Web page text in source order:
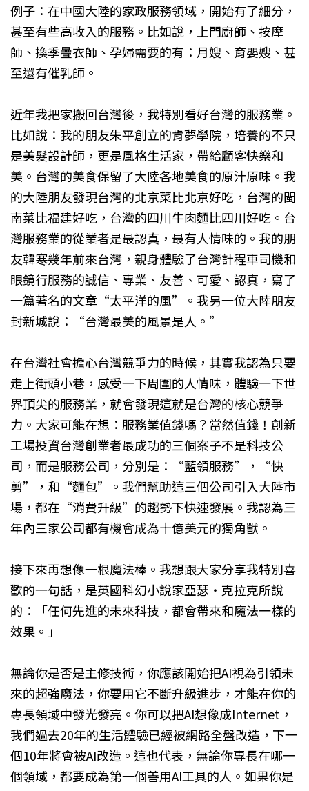
例子：在中國大陸的家政服務領域，開始有了細分，
甚至有些高收入的服務。比如說，上門廚師、按摩
師、換季疊衣師、孕婦需要的有：月嫂、育嬰嫂、甚
至還有催乳師。
近年我把家搬回台灣後，我特別看好台灣的服務業。
比如說：我的朋友朱平創立的肯夢學院，培養的不只
是美髮設計師，更是風格生活家，帶給顧客快樂和
美。台灣的美食保留了大陸各地美食的原汁原味。我
的大陸朋友發現台灣的北京菜比北京好吃，台灣的閩
南菜比福建好吃，台灣的四川牛肉麵比四川好吃。台
灣服務業的從業者是最認真，最有人情味的。我的朋
友韓寒幾年前來台灣，親身體驗了台灣計程車司機和
眼鏡行服務的誠信、專業、友善、可愛、認真，寫了
一篇著名的文章“太平洋的風”。我另一位大陸朋友
封新城說：“台灣最美的風景是人。”
在台灣社會擔心台灣競爭力的時候，其實我認為只要
走上街頭小巷，感受一下周圍的人情味，體驗一下世
界頂尖的服務業，就會發現這就是台灣的核心競爭
力。大家可能在想：服務業值錢嗎？當然值錢！創新
工場投資台灣創業者最成功的三個案子不是科技公
司，而是服務公司，分別是：“藍領服務”，“快
剪”，和“麵包”。我們幫助這三個公司引入大陸市
場，都在“消費升級”的趨勢下快速發展。我認為三
年內三家公司都有機會成為十億美元的獨角獸。
接下來再想像一根魔法棒。我想跟大家分享我特別喜
歡的一句話，是英國科幻小說家亞瑟‧克拉克所說
的：「任何先進的未來科技，都會帶來和魔法一樣的
效果。」
無論你是否是主修技術，你應該開始把AI視為引領未
來的超強魔法，你要用它不斷升級進步，才能在你的
專長領域中發光發亮。你可以把AI想像成Internet，
我們過去20年的生活體驗已經被網路全盤改造，下一
個10年將會被AI改造。這也代表，無論你專長在哪一
個領域，都要成為第一個善用AI工具的人。如果你是